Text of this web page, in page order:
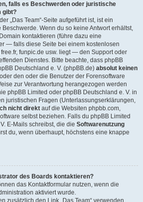
falls es Beschwerden oder juristische
gibt?
„Das Team“-Seite aufgeführt ist, ist ein
Wenn du so keine Antwort erhältst,
kontaktieren (führe dazu eine
— falls diese Seite bei einem kostenlosen
funpic.de usw. liegt — den Support oder
Dienstes. Bitte beachte, dass phpBB
Deutschland e. V. (phpBB.de) absolut keinen
den oder die Benutzer der Forensoftware
zur Verantwortung herangezogen werden
phpBB Limited oder phpBB Deutschland e. V. in
juristischen Fragen (Unterlassungserklärungen,
nicht direkt auf die Websiten phpbb.com,
selbst beziehen. Falls du phpBB Limited
E-Mails schreibst, die die Softwarenutzung
du, wenn überhaupt, höchstens eine knappe
des Boards kontaktieren?
das Kontaktformular nutzen, wenn die
aktiviert wurde.
zusätzlich den Link „Das Team“ verwenden.